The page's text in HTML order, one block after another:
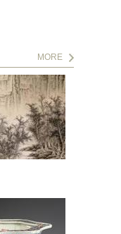
MORE